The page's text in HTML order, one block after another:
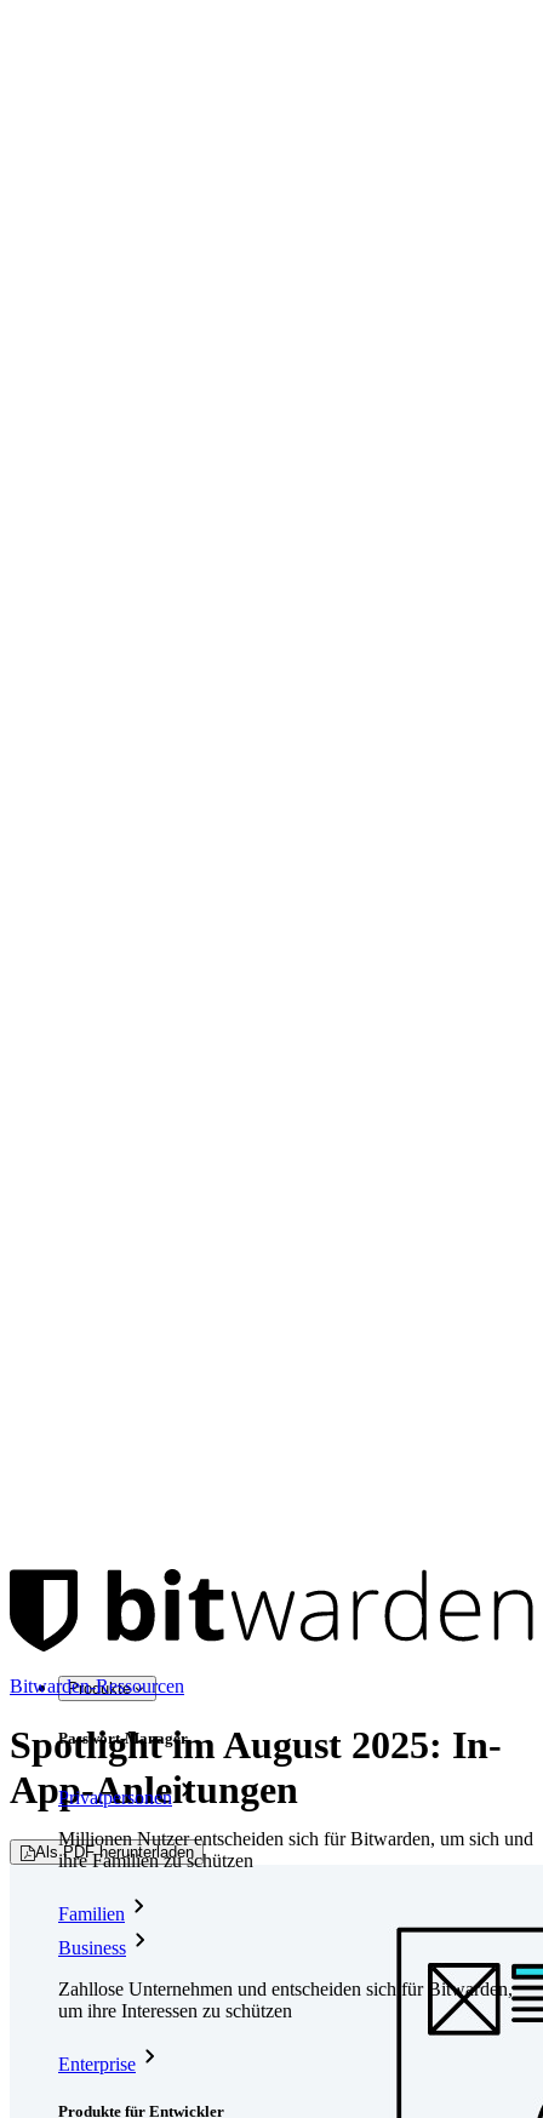
Produkte
Passwort-Manager
Privatpersonen
Millionen Nutzer entscheiden sich für Bitwarden, um sich und
ihre Familien zu schützen
Familien
Business
Zahllose Unternehmen und entscheiden sich für Bitwarden,
um ihre Interessen zu schützen
Enterprise
Produkte für Entwickler
Bitwarden-Ressourcen
Spotlight im August 2025: In-
App-Anleitungen
Als PDF herunterladen